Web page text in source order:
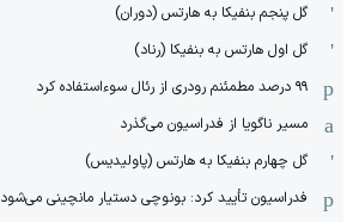
گل پنجم بنفیکا به هارتس (دوران)
گل اول هارتس به بنفیکا (رناد)
۹۹ درصد مطمئنم رودری از رئال سوءاستفاده کرد
مسیر ناگویا از فدراسیون می‌گذرد
گل چهارم بنفیکا به هارتس (پاولیدیس)
فدراسیون تأیید کرد: بونوچی دستیار مانچینی می‌شود